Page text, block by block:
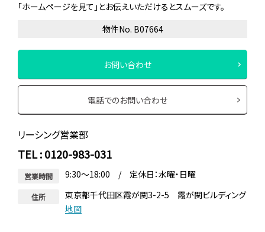
「ホームページを見て」とお伝えいただけるとスムーズです。
物件No. B07664
お問い合わせ
電話でのお問い合わせ
リーシング営業部
TEL : 0120-983-031
営業時間 9:30～18:00 / 定休日：水曜・日曜
住所
東京都千代田区霞が関3-2-5 霞が関ビルディング
地図